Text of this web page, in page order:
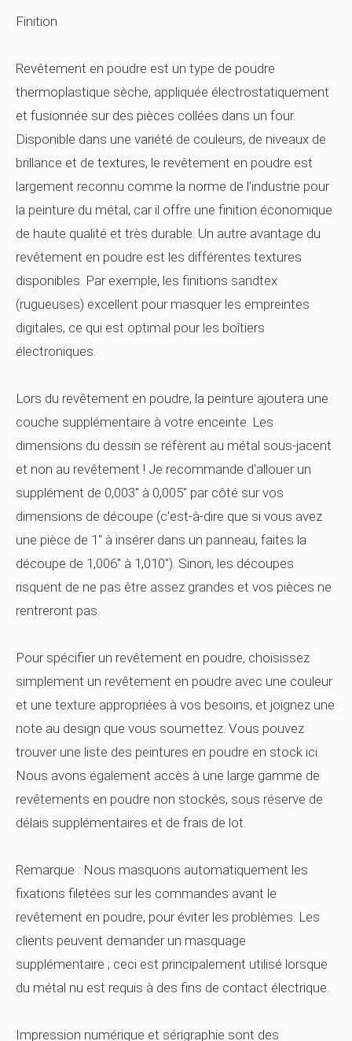
Finition
Revêtement en poudre est un type de poudre
thermoplastique sèche, appliquée électrostatiquement
et fusionnée sur des pièces collées dans un four.
Disponible dans une variété de couleurs, de niveaux de
brillance et de textures, le revêtement en poudre est
largement reconnu comme la norme de l'industrie pour
la peinture du métal, car il offre une finition économique
de haute qualité et très durable. Un autre avantage du
revêtement en poudre est les différentes textures
disponibles. Par exemple, les finitions sandtex
(rugueuses) excellent pour masquer les empreintes
digitales, ce qui est optimal pour les boîtiers
électroniques.
Lors du revêtement en poudre, la peinture ajoutera une
couche supplémentaire à votre enceinte. Les
dimensions du dessin se réfèrent au métal sous-jacent
et non au revêtement ! Je recommande d'allouer un
supplément de 0,003" à 0,005" par côté sur vos
dimensions de découpe (c'est-à-dire que si vous avez
une pièce de 1" à insérer dans un panneau, faites la
découpe de 1,006" à 1,010"). Sinon, les découpes
risquent de ne pas être assez grandes et vos pièces ne
rentreront pas.
Pour spécifier un revêtement en poudre, choisissez
simplement un revêtement en poudre avec une couleur
et une texture appropriées à vos besoins, et joignez une
note au design que vous soumettez. Vous pouvez
trouver une liste des peintures en poudre en stock ici.
Nous avons également accès à une large gamme de
revêtements en poudre non stockés, sous réserve de
délais supplémentaires et de frais de lot.
Remarque : Nous masquons automatiquement les
fixations filetées sur les commandes avant le
revêtement en poudre, pour éviter les problèmes. Les
clients peuvent demander un masquage
supplémentaire ; ceci est principalement utilisé lorsque
du métal nu est requis à des fins de contact électrique.
Impression numérique et sérigraphie sont des